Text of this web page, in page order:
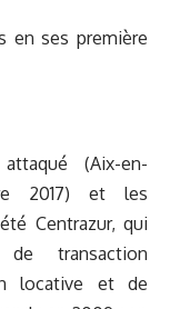
en ses première
(Aix-en-
2017) et les
Centrazur, qui
transaction
locative et de